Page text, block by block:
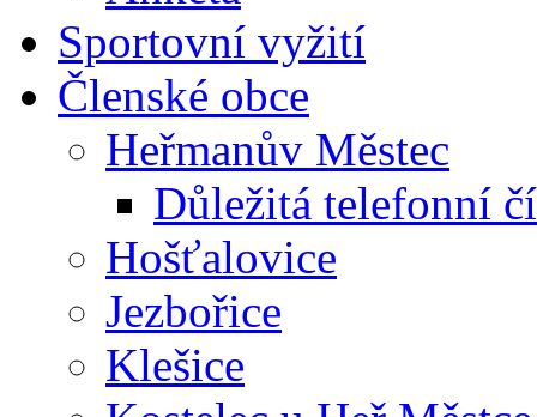
Sportovní vyžití
Členské obce
Heřmanův Městec
Důležitá telefonní
Hošťalovice
Jezbořice
Klešice